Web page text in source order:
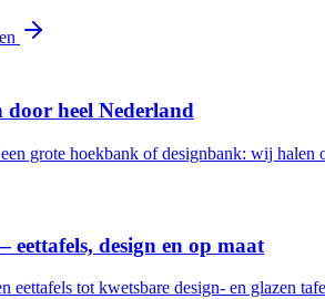
door heel Nederland
grote hoekbank of designbank: wij
eettafels, design en op maat
eettafels tot kwetsbare design- en glazen